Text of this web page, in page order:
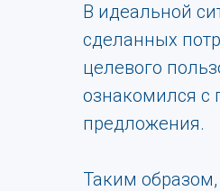
В идеальной
сделанных
целевого
ознакомился
предложения.
Таким